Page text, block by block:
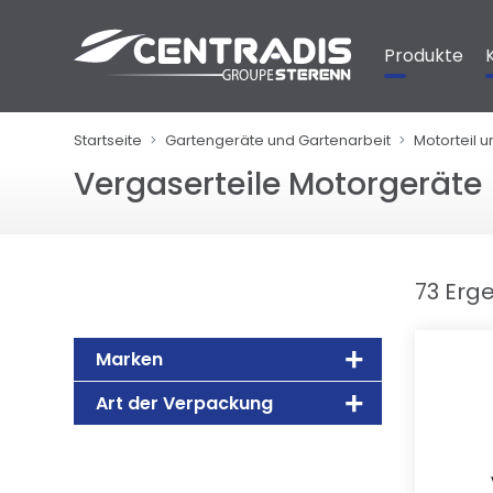
Produkte
Startseite Gartengeräte und Gartenarbeit Motorteil
Vergaserteile Motorgeräte
Marken
Art der Verpackung
73